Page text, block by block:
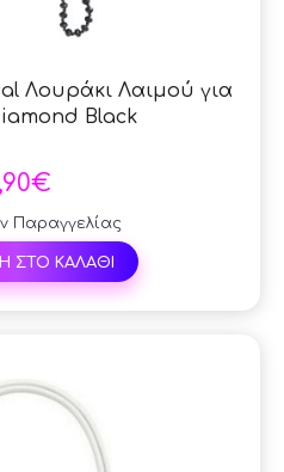
Λουράκι Λαιμού για
Black
Παραγγελίας
ΣΤΟ ΚΑΛΑΘΙ